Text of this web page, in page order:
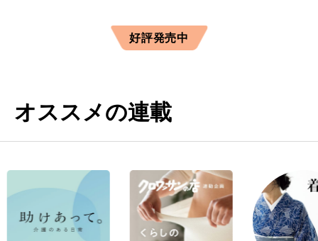
好評発売中
オススメの連載